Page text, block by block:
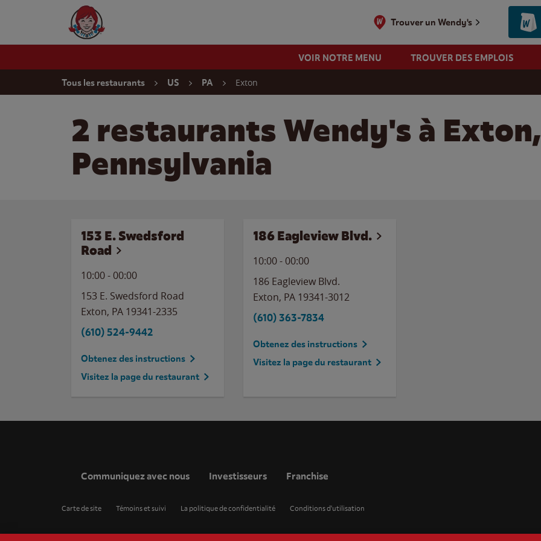
Wendy's Website Home
Trouver un Wendy's
VOIR NOTRE MENU TROUVER DES EMPLOIS
Return to NavTous les restaurants US PA Exton
2 restaurants Wendy's à Exton,
Pennsylvania
153 E. Swedsford
Road
10:00- 00:00
153 E. Swedsford Road
Exton, PA 19341-2335
(610) 524-9442
Obtenez des instructions
Visitez la page du restaurant
186 Eagleview Blvd.
10:00- 00:00
186 Eagleview Blvd.
Exton, PA 19341-3012
(610) 363-7834
Obtenez des instructions
Visitez la page du restaurant
Communiquez avec nous Investisseurs Franchise
Carte de site Témoins et suivi La politique de confidentialité Conditions d'utilisation